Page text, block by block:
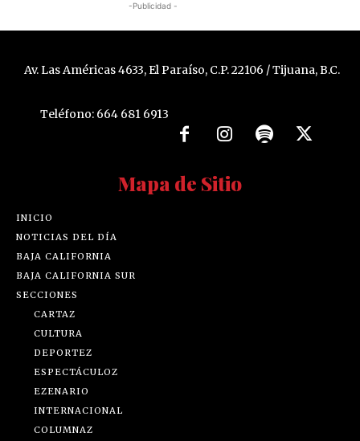
-Publicidad -
Av. Las Américas 4633, El Paraíso, C.P. 22106 / Tijuana, B.C.
Teléfono: 664 681 6913
Mapa de Sitio
INICIO
NOTICIAS DEL DÍA
BAJA CALIFORNIA
BAJA CALIFORNIA SUR
SECCIONES
CARTAZ
CULTURA
DEPORTEZ
ESPECTÁCULOZ
EZENARIO
INTERNACIONAL
COLUMNAZ